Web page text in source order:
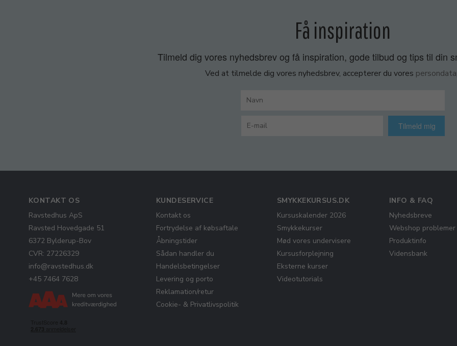
Få inspiration
Tilmeld dig vores nyhedsbrev og få inspiration, gode tilbud og tips til din
Ved at tilmelde dig vores nyhedsbrev, accepterer du vores
Tilmeld mig
KONTAKT OS
Ravstedhus ApS
Ravsted Hovedgade 51
6372 Bylderup-Bov
CVR: 27226329
info@ravstedhus.dk
+45 7464 7628
KUNDESERVICE
Kontakt os
Fortrydelse af købsaftale
Åbningstider
Sådan handler du
Handelsbetingelser
Levering og porto
Reklamation/retur
Cookie- & Privatlivspolitik
SMYKKEKURSUS.DK
Kursuskalender 2026
Smykkekurser
Mød vores undervisere
Kursusforplejning
Eksterne kurser
Videotutorials
INFO & FAQ
Nyhedsbreve
Webshop problemer
Produktinfo
Vidensbank